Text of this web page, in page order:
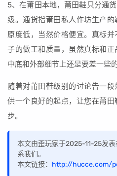
5、在莆田本地，莆田鞋只分通
级。通货指莆田私人作坊生产
原度低，当然价格便宜。真标
子的做工和质量，虽然真标和
中底和外部细节上还是要差一些的
随着对莆田鞋级别的讨论告一
供一个良好的起点，让您在莆
步。
本文由歪玩家于2025-11-25发
系我们。
本文链接： http://hucce.com/